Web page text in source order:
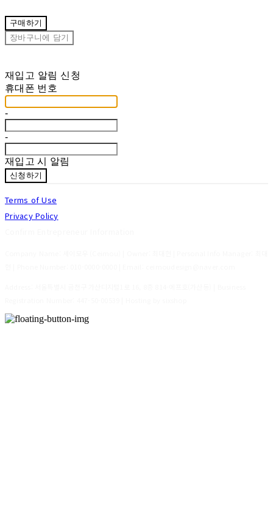
구매하기
장바구니에 담기
재입고 알림 신청
휴대폰 번호
-
-
재입고 시 알림
신청하기
Terms of Use
Privacy Policy